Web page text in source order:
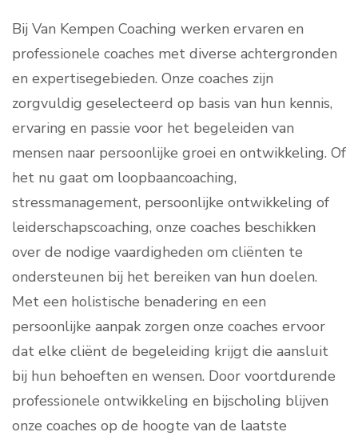
Bij Van Kempen Coaching werken ervaren en
professionele coaches met diverse achtergronden
en expertisegebieden. Onze coaches zijn
zorgvuldig geselecteerd op basis van hun kennis,
ervaring en passie voor het begeleiden van
mensen naar persoonlijke groei en ontwikkeling. Of
het nu gaat om loopbaancoaching,
stressmanagement, persoonlijke ontwikkeling of
leiderschapscoaching, onze coaches beschikken
over de nodige vaardigheden om cliënten te
ondersteunen bij het bereiken van hun doelen.
Met een holistische benadering en een
persoonlijke aanpak zorgen onze coaches ervoor
dat elke cliënt de begeleiding krijgt die aansluit
bij hun behoeften en wensen. Door voortdurende
professionele ontwikkeling en bijscholing blijven
onze coaches op de hoogte van de laatste